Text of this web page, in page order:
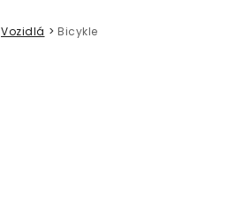
Vozidlá > Bicykle